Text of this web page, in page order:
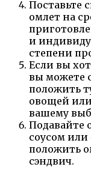
Поставьте
омлет на
и
степени
Если вы
вы можете
положить
овощей
вашему
Подавайте
соусом
положить
сэндвич.